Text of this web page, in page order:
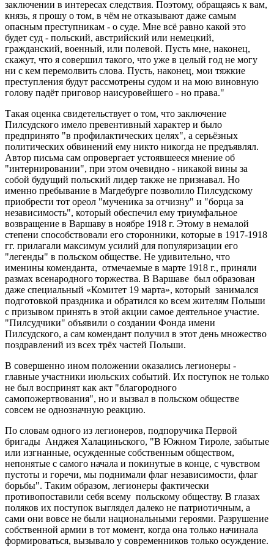
заключении в интересах следствия. Поэтому, обращаясь к вам,
князь, я прошу о том, в чём не отказывают даже самым
опасным преступникам - о суде. Мне всё равно какой это
будет суд - польский, австрийский или немецкий,
гражданский, военный, или полевой. Пусть мне, наконец,
скажут, что я совершил такого, что уже в целый год не могу
ни с кем перемолвить слова. Пусть, наконец, мои тяжкие
преступления будут рассмотрены судом и на мою виновную
голову падёт приговор наисуровейшего - но права."
Такая оценка свидетельствует о том, что заключение
Пилсудского имело превентивный характер и было
предпринято "в профилактических целях", а серьёзных
политических обвинений ему никто никогда не предъявлял.
Автор письма сам опровергает устоявшееся мнение об
"интернировании", при этом очевидно - никакой вины за
собой будущий польский лидер также не признавал. Но
именно пребывание в Магдебурге позволило Пилсудскому
приобрести тот ореол "мученика за отчизну" и "борца за
независимость", который обеспечил ему триумфальное
возвращение в Варшаву в ноябре 1918 г. Этому в немалой
степени способствовали его сторонники, которые в 1917-1918
гг. прилагали максимум усилий для популяризации его
"легенды" в польском обществе. Не удивительно, что
именины коменданта, отмечаемые в марте 1918 г., приняли
размах всенародного торжества. В Варшаве был образован
даже специальный «Комитет 19 марта», который занимался
подготовкой праздника и обратился ко всем жителям Польши
с призывом принять в этой акции самое деятельное участие.
"Пилсудчики" объявили о создании Фонда имени
Пилсудского, а сам комендант получил в этот день множество
поздравлений из всех трёх частей Польши.
В совершенно ином положении оказались легионеры -
главные участники июльских событий. Их поступок не только
не был воспринят как акт "благородного
самопожертвования", но и вызвал в польском обществе
совсем не однозначную реакцию.
По словам одного из легионеров, подпоручика Первой
бригады Анджея Халациньского, "В Южном Тироле, забытые
или изгнанные, осужденные собственным обществом,
непонятые с самого начала и покинутые в конце, с чувством
пустоты и горечи, мы поднимали флаг независимости, флаг
борьбы". Таким образом, легионеры фактически
противопоставили себя всему польскому обществу. В глазах
поляков их поступок выглядел далеко не патриотичным, а
сами они вовсе не были национальными героями. Разрушение
собственной армии в тот момент, когда она только начинала
формироваться, вызывало у современников только осуждение.